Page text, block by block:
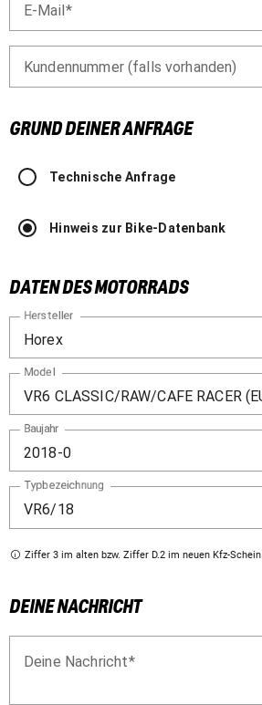
E-Mail
Kundennummer (falls vorhanden)
GRUND DEINER ANFRAGE
Technische Anfrage
Hinweis zur Bike-Datenbank
DATEN DES MOTORRADS
Hersteller
Model
Baujahr
Typbezeichnung
Ziffer 3 im alten bzw. Ziffer D.2 im neuen Kfz-Schein
DEINE NACHRICHT
Deine Nachricht